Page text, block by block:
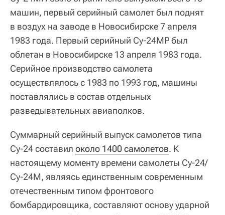
машин, первый серийный самолет был поднят
в воздух на заводе в Новосибирске 7 апреля
1983 года. Первый серийный Су-24МР был
облетан в Новосибирске 13 апреля 1983 года.
Серийное производство самолета
осуществлялось с 1983 по 1993 год, машины
поставлялись в состав отдельных
разведывательных авиаполков.
Суммарный серийный выпуск самолетов типа
Су-24 составил около 1400 самолетов. К
настоящему моменту времени самолеты Су-24/
Су-24М, являясь единственным современным
отечественным типом фронтового
бомбардировщика, составляют основу ударной